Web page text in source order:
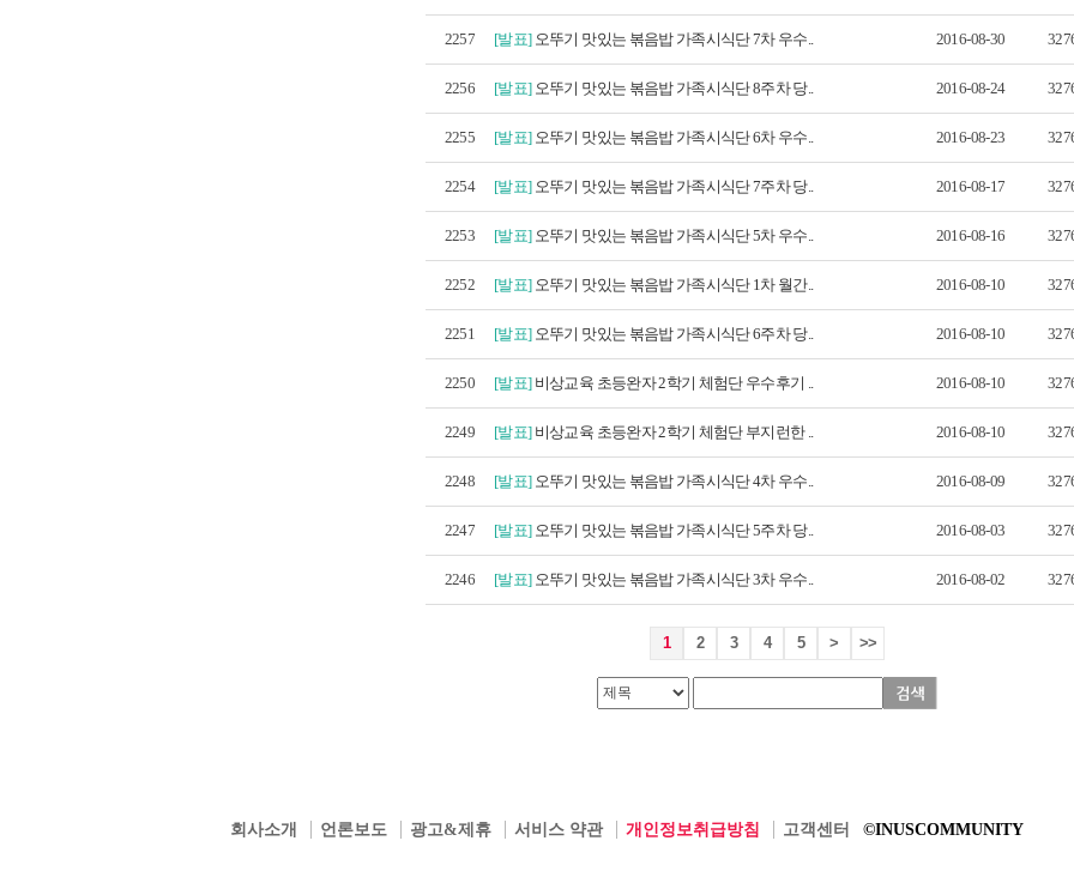
2257 [발표] 오뚜기 맛있는 볶음밥 가족시식단 7차 우수.. 2016-08-30
2256 [발표] 오뚜기 맛있는 볶음밥 가족시식단 8주차 당.. 2016-08-24
2255 [발표] 오뚜기 맛있는 볶음밥 가족시식단 6차 우수.. 2016-08-23
2254 [발표] 오뚜기 맛있는 볶음밥 가족시식단 7주차 당.. 2016-08-17
2253 [발표] 오뚜기 맛있는 볶음밥 가족시식단 5차 우수.. 2016-08-16
2252 [발표] 오뚜기 맛있는 볶음밥 가족시식단 1차 월간.. 2016-08-10
2251 [발표] 오뚜기 맛있는 볶음밥 가족시식단 6주차 당.. 2016-08-10
2250 [발표] 비상교육 초등완자 2학기 체험단 우수후기 .. 2016-08-10
2249 [발표] 비상교육 초등완자 2학기 체험단 부지런한 .. 2016-08-10
2248 [발표] 오뚜기 맛있는 볶음밥 가족시식단 4차 우수.. 2016-08-09
2247 [발표] 오뚜기 맛있는 볶음밥 가족시식단 5주차 당.. 2016-08-03
2246 [발표] 오뚜기 맛있는 볶음밥 가족시식단 3차 우수.. 2016-08-02
1 2 3 4 5 > >>